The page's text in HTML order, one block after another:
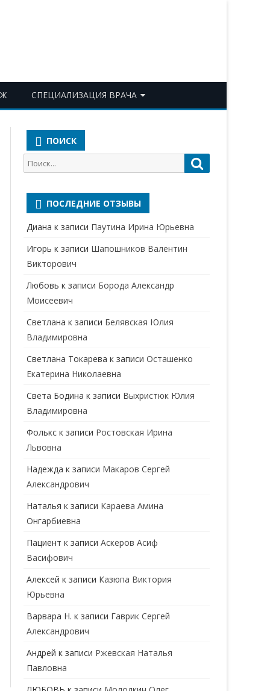
СПЕЦИАЛИЗАЦИЯ ВРАЧА
АЛЛЕРГОЛОГ-ИММУНОЛОГ
АНЕСТЕЗИОЛОГ-
БАКТЕРИОЛОГ
ВЕРТЕБРОЛОГ
ГАСТРОЭНТЕРОЛОГ
ГИНЕКОЛОГ
ГОМЕОПАТ
ДЕРМАТОЛОГ
ДЕТСКИЕ ВРАЧИ ДЕТСКИЙ КАРДИОЛОГ
ДЕТСКИЙ ХИРУРГ
ПЕРИНАТАЛЬНЫЙ ПСИХОЛОГ
КАРДИОЛОГ
КОСМЕТОЛОГ
МАССАЖИСТ
НАРКОЛОГ
НЕВРОПАТОЛОГ
НЕФРОЛОГ
ОТОЛАРИНГОЛОГ
ОФТАЛЬМОЛОГ
ПОИСК
Поиск
для:
ПОСЛЕДНИЕ ОТЗЫВЫ
Диана к записи Паутина Ирина Юрьевна
Игорь к записи Шапошников Валентин
Викторович
Любовь к записи Борода Александр
Моисеевич
Светлана к записи Белявская Юлия
Владимировна
Cветлана Токарева к записиОсташенко
Екатерина Николаевна
Света Бодина к записи Выхристюк Юлия
Владимировна
Фолькс к записи Ростовская Ирина
Львовна
Надежда к записи Макаров Сергей
Александрович
Наталья к записи Караева Амина
Онгарбиевна
Пациент к записиАскеров Асиф
Васифович
Алексей к записи Казюпа Виктория
Юрьевна
Варвара Н. к записи Гаврик Сергей
Александрович
Андрей к записи Ржевская Наталья
Павловна